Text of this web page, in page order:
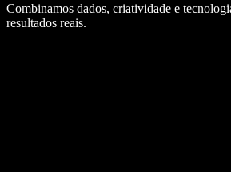
Combinamos dados, criatividade e
resultados reais.